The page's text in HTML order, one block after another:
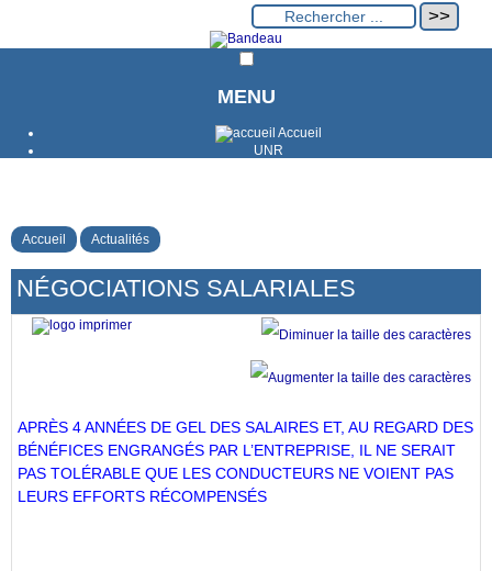
MENU
Accueil
UNR
Accueil Actualités
NÉGOCIATIONS SALARIALES
APRÈS 4 ANNÉES DE GEL DES SALAIRES ET, AU REGARD DES
BÉNÉFICES ENGRANGÉS PAR L’ENTREPRISE, IL NE SERAIT
PAS TOLÉRABLE QUE LES CONDUCTEURS NE VOIENT PAS
LEURS EFFORTS RÉCOMPENSÉS